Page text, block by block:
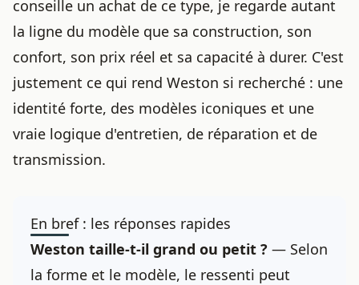
conseille un achat de ce type, je regarde autant
la ligne du modèle que sa construction, son
confort, son prix réel et sa capacité à durer. C'est
justement ce qui rend Weston si recherché : une
identité forte, des modèles iconiques et une
vraie logique d'entretien, de réparation et de
transmission.
En bref : les réponses rapides
Weston taille-t-il grand ou petit ? — Selon
la forme et le modèle, le ressenti peut